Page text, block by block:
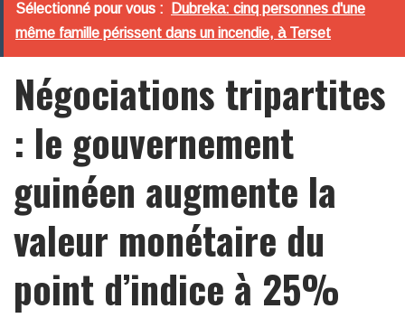
Sélectionné pour vous :
Dubreka: cinq personnes d'une
même famille périssent dans un incendie, à Terset
Négociations tripartites
: le gouvernement
guinéen augmente la
valeur monétaire du
point d’indice à 25%